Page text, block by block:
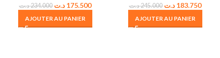
234.000د.ت 175.500 د.ت
AJOUTER AU PANIER
245.000د.ت 183.750 د.ت
AJOUTER AU PANIER